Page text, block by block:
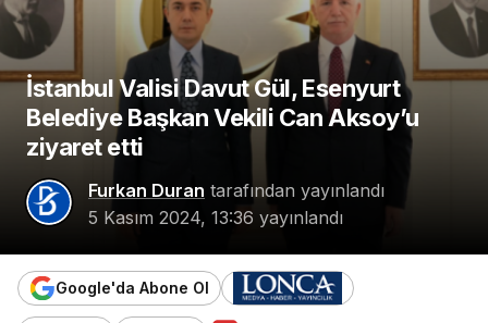
İstanbul Valisi Davut Gül, Esenyurt
Belediye Başkan Vekili Can Aksoy’u
ziyaret etti
Furkan Duran tarafından yayınlandı
5 Kasım 2024, 13:36 yayınlandı
Google'da Abone Ol